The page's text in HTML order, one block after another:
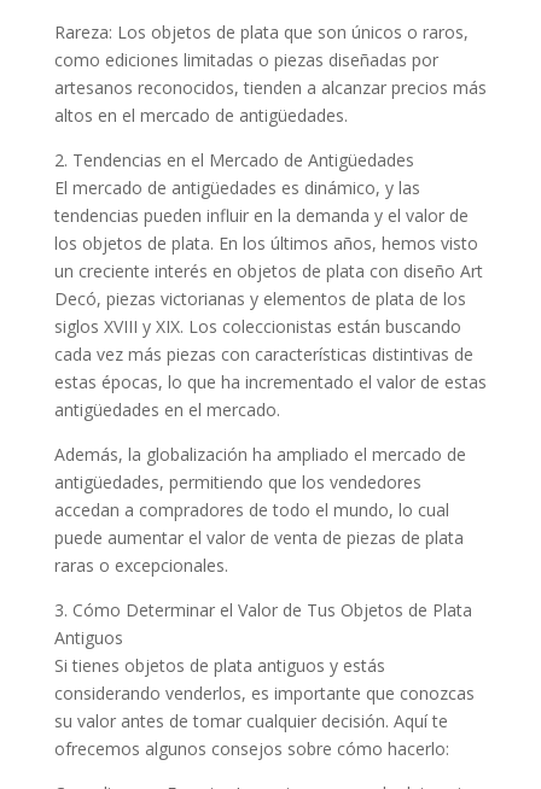
Rareza: Los objetos de plata que son únicos o raros,
como ediciones limitadas o piezas diseñadas por
artesanos reconocidos, tienden a alcanzar precios más
altos en el mercado de antigüedades.
2. Tendencias en el Mercado de Antigüedades
El mercado de antigüedades es dinámico, y las
tendencias pueden influir en la demanda y el valor de
los objetos de plata. En los últimos años, hemos visto
un creciente interés en objetos de plata con diseño Art
Decó, piezas victorianas y elementos de plata de los
siglos XVIII y XIX. Los coleccionistas están buscando
cada vez más piezas con características distintivas de
estas épocas, lo que ha incrementado el valor de estas
antigüedades en el mercado.
Además, la globalización ha ampliado el mercado de
antigüedades, permitiendo que los vendedores
accedan a compradores de todo el mundo, lo cual
puede aumentar el valor de venta de piezas de plata
raras o excepcionales.
3. Cómo Determinar el Valor de Tus Objetos de Plata
Antiguos
Si tienes objetos de plata antiguos y estás
considerando venderlos, es importante que conozcas
su valor antes de tomar cualquier decisión. Aquí te
ofrecemos algunos consejos sobre cómo hacerlo: